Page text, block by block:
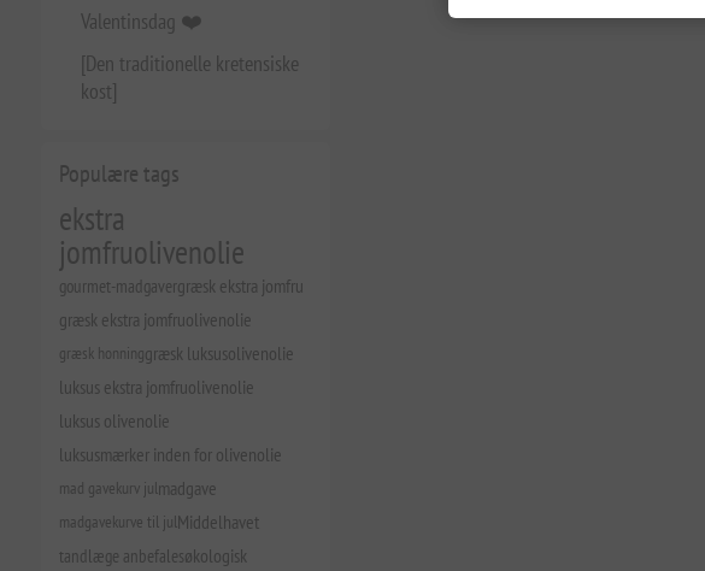
Valentinsdag ❤️
[Den traditionelle kretensiske
kost]
Populære tags
ekstra
jomfruolivenolie
gourmet-madgavergræsk ekstra jomfru
græsk ekstra jomfruolivenolie
græsk honninggræsk luksusolivenolie
luksus ekstra jomfruolivenolie
luksus olivenolie
luksusmærker inden for olivenolie
mad gavekurv julmadgave
madgavekurve til julMiddelhavet
tandlæge anbefalesøkologisk